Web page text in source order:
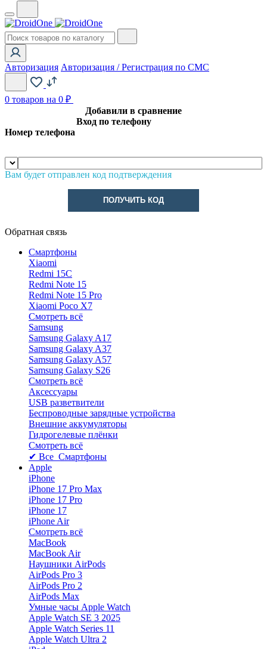
Авторизация Авторизация / Регистрация по СМС
0 товаров на 0 ₽
Добавили в сравнение
Вход по телефону
Номер телефона
Вам будет отправлен код подтверждения
ПОЛУЧИТЬ КОД
Обратная связь
Смартфоны
Xiaomi
Redmi 15C
Redmi Note 15
Redmi Note 15 Pro
Xiaomi Poco X7
Смотреть всё
Samsung
Samsung Galaxy A17
Samsung Galaxy A37
Samsung Galaxy A57
Samsung Galaxy S26
Смотреть всё
Аксессуары
USB разветвители
Беспроводные зарядные устройства
Внешние аккумуляторы
Гидрогелевые плёнки
Смотреть всё
✔ Все Смартфоны
Apple
iPhone
iPhone 17 Pro Max
iPhone 17 Pro
iPhone 17
iPhone Air
Смотреть всё
MacBook
MacBook Air
Наушники AirPods
AirPods Pro 3
AirPods Pro 2
AirPods Max
Умные часы Apple Watch
Apple Watch SE 3 2025
Apple Watch Series 11
Apple Watch Ultra 2